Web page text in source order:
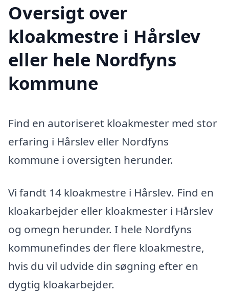
Oversigt over
kloakmestre i Hårslev
eller hele Nordfyns
kommune
Find en autoriseret kloakmester med stor
erfaring i Hårslev eller Nordfyns
kommune i oversigten herunder.
Vi fandt 14 kloakmestre i Hårslev. Find en
kloakarbejder eller kloakmester i Hårslev
og omegn herunder. I hele Nordfyns
kommunefindes der flere kloakmestre,
hvis du vil udvide din søgning efter en
dygtig kloakarbejder.